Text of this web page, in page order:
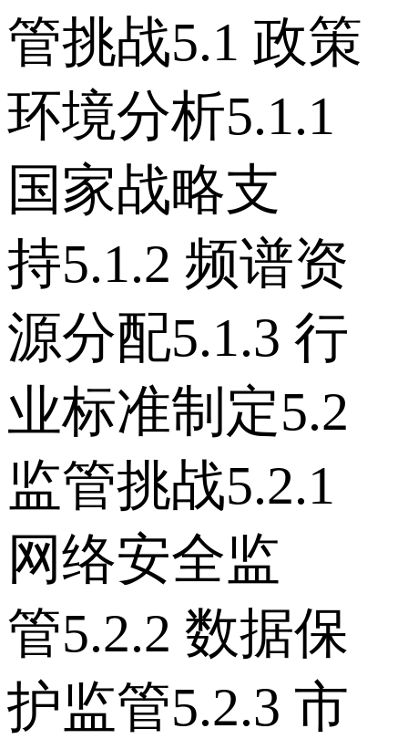
管挑战 5.1 政策
环境分析 5.1.1
国家战略支
持 5.1.2 频谱资
源分配 5.1.3 行
业标准制定 5.2
监管挑战 5.2.1
网络安全监
管 5.2.2 数据保
护监管 5.2.3 市